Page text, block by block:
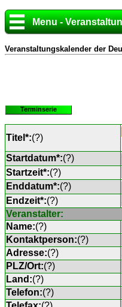
Menu -
Veranstaltungskalender der
Terminserie
Titel*:(?)
Startdatum*:(?)
Startzeit*:(?)
Enddatum*:(?)
Endzeit*:(?)
Veranstalter:
Name:(?)
Kontaktperson:(?)
Adresse:(?)
PLZ/Ort:(?)
Land:(?)
Telefon:(?)